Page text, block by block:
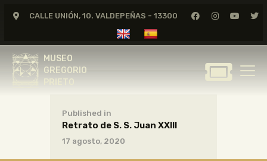
CALLE UNIÓN, 10. VALDEPEÑAS - 13300
MUSEO
GREGORIO
MUSEO
GREGORIO
MUSEO
D609
21 diciembre, 2021
Published in
Retrato de S. S. Juan XXIII
17 agosto, 2020